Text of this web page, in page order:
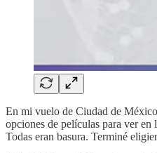
En mi vuelo de Ciudad de
opciones de películas para ver en
Todas eran basura. Terminé